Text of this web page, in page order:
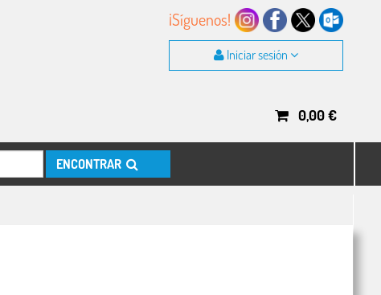
¡Síguenos!
Iniciar sesión
0,00€
ENCONTRAR